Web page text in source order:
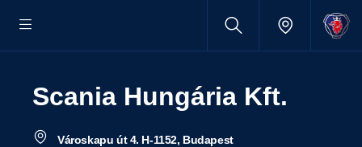
Scania Hungária Kft.
Városkapu út 4. H-1152, Budapest